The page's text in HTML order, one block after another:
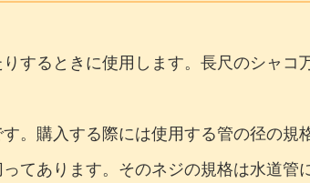
するときに使用します。長尺のシャ
。購入する際には使用する管の径の規
てあります。そのネジの規格は水道